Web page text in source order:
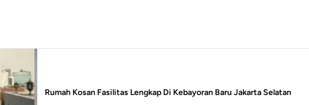
Rumah Kosan Fasilitas Lengkap Di Kebayoran Baru Jakarta Selatan